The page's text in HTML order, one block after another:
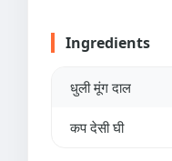
Ingredients
धुली मूंग दाल
कप देसी घी